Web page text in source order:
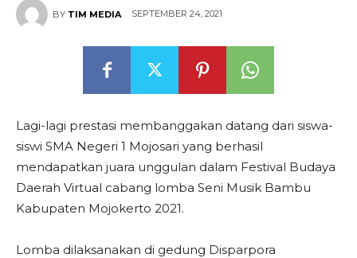
BY TIM MEDIA SEPTEMBER 24, 2021
Lagi-lagi prestasi membanggakan datang dari siswa-
siswi SMA Negeri 1 Mojosari yang berhasil
mendapatkan juara unggulan dalam Festival Budaya
Daerah Virtual cabang lomba Seni Musik Bambu
Kabupaten Mojokerto 2021.
Lomba dilaksanakan di gedung Disparpora